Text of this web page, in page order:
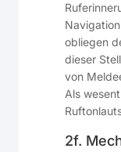
obliegen
dieser
von
Als
2f.